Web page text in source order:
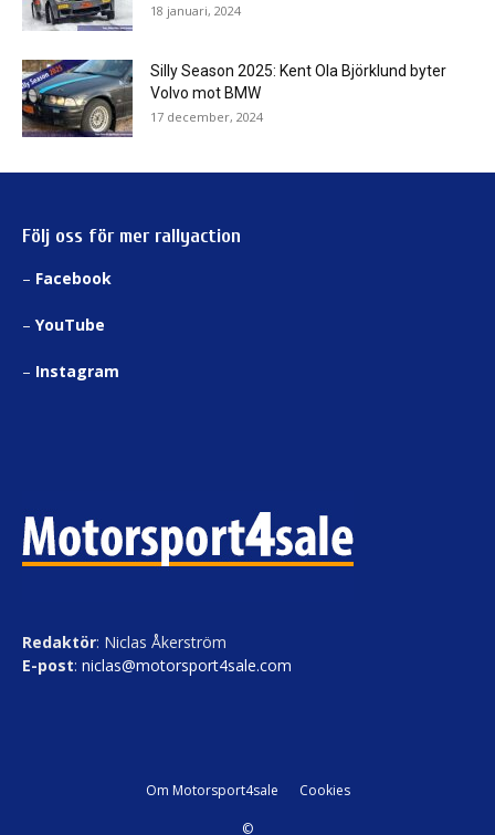
18 januari, 2024
Silly Season 2025: Kent Ola Björklund byter
Volvo mot BMW
17 december, 2024
Följ oss för mer rallyaction
– Facebook
– YouTube
– Instagram
Redaktör: Niclas Åkerström
E-post: niclas@motorsport4sale.com
Om Motorsport4sale Cookies
©